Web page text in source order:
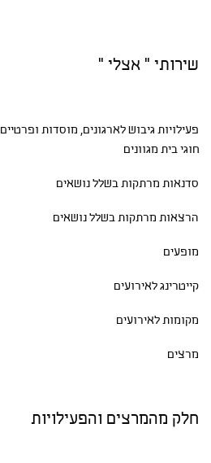
שירותי " אצלי "
פעילויות גיבושלארגונים, מוסדות ופרטיים
חוגי בית מגוונים
סדנאות מרתקות בשלל נושאים
הרצאות מרתקות בשלל נושאים
מופעים
קייטרינג לאירועים
מקומות לאירועים
מרצים
חלק מהמרצים והפעילויות